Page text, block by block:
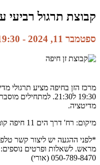
קבוצת תרגול רביעי
ספטמבר 11, 2024 - 19:30
מרכז הזן בחיפה מציע תרגולי
19:30 ל21:30.
מדיטציה.
מיקום: רח' דרך הים 11 חיפה קומה שניה.
*לפני ההגעה יש ליצור קשר
050-789-8470 (אורי)